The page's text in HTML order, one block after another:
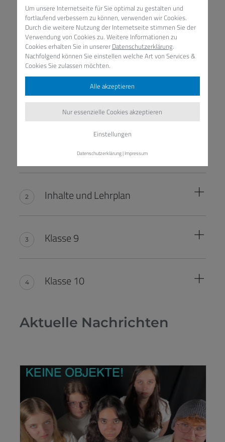
Kompetenzförderung
Inhalte und Lehrplan
Klasse 9
Klasse 10
Aktuelle Nachrichten
Um unsere Internetseite für Sie optimal zu gestalten und
fortlaufend verbessern zu können, verwenden wir Cookies.
Durch die weitere Nutzung der Internetseite stimmen Sie der
Verwendung von Cookies zu. Weitere Informationen zu
Cookies erhalten Sie in unserer Datenschutzerklärung.
Nachfolgend können Sie einstellen welche Art von Services &
Cookies Sie zulassen möchten.
Alle akzeptieren
Nur essenzielle Cookies akzeptieren
Einstellungen
Datenschutzerklärung|Impressum